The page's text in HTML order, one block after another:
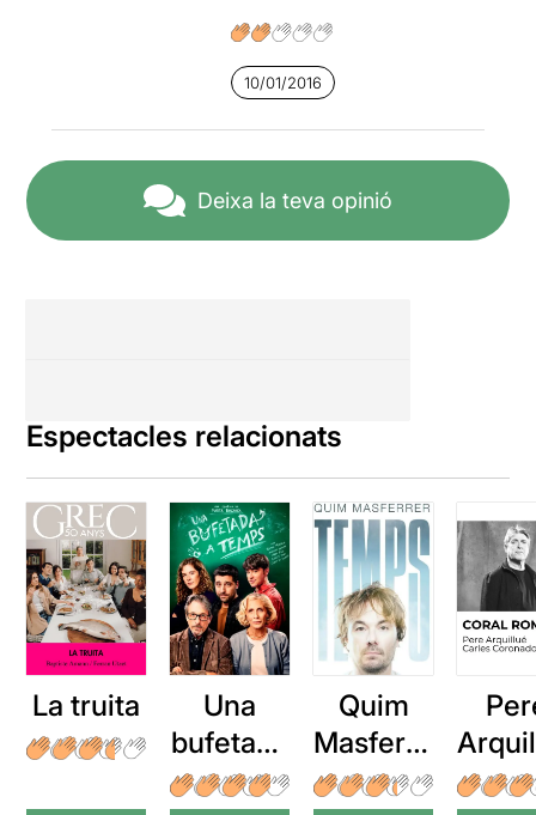
10/01/2016
Deixa la teva opinió
Espectacles relacionats
La truita
Una
bufetada
a temps
Quim
Masferre
r: Temps
: